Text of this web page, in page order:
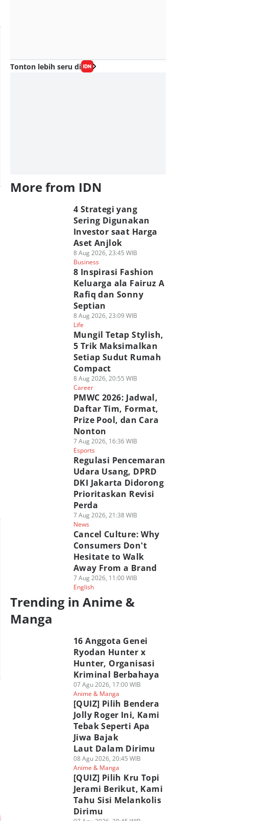
Tonton lebih seru di
More from IDN
4 Strategi yang
Sering Digunakan
Investor saat Harga
Aset Anjlok
8 Aug 2026, 23:45 WIB
Business
8 Inspirasi Fashion
Keluarga ala Fairuz A
Rafiq dan Sonny
Septian
8 Aug 2026, 23:09 WIB
Life
Mungil Tetap Stylish,
5 Trik Maksimalkan
Setiap Sudut Rumah
Compact
8 Aug 2026, 20:55 WIB
Career
PMWC 2026: Jadwal,
Daftar Tim, Format,
Prize Pool, dan Cara
Nonton
7 Aug 2026, 16:36 WIB
Esports
Regulasi Pencemaran
Udara Usang, DPRD
DKI Jakarta Didorong
Prioritaskan Revisi
Perda
7 Aug 2026, 21:38 WIB
News
Cancel Culture: Why
Consumers Don't
Hesitate to Walk
Away From a Brand
7 Aug 2026, 11:00 WIB
English
Trending in Anime &
Manga
16 Anggota Genei
Ryodan Hunter x
Hunter, Organisasi
Kriminal Berbahaya
07 Agu 2026, 17:00 WIB
Anime & Manga
[QUIZ] Pilih Bendera
Jolly Roger Ini, Kami
Tebak Seperti Apa
Jiwa Bajak
Laut Dalam Dirimu
08 Agu 2026, 20:45 WIB
Anime & Manga
[QUIZ] Pilih Kru Topi
Jerami Berikut, Kami
Tahu Sisi Melankolis
Dirimu